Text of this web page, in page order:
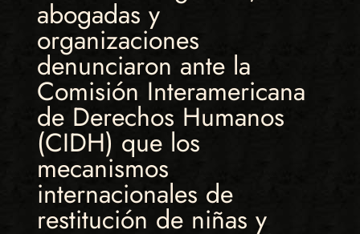
abogadas y
organizaciones
denunciaron ante la
Comisión Interamericana
de Derechos Humanos
(CIDH) que los
mecanismos
internacionales de
restitución de niñas y